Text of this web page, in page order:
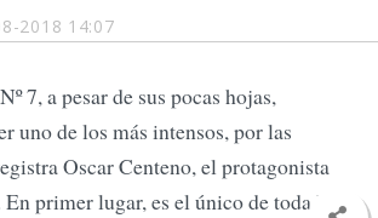
2018 14:07
7, a pesar de sus pocas hojas,
uno de los más intensos, por las
Oscar Centeno, el protagonista
primer lugar, es el único de toda la